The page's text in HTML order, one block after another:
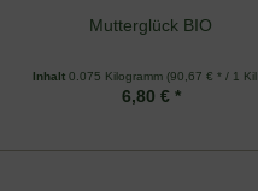
Mutterglück BIO
Inhalt 0.075 Kilogramm (90,67 € * / 1 Kilogramm)
6,80 € *